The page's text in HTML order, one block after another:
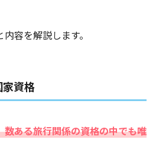
容を解説します。
資格
ある旅行関係の資格の中でも唯